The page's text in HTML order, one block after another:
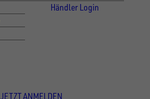
Händler Login
JETZT ANMELDEN